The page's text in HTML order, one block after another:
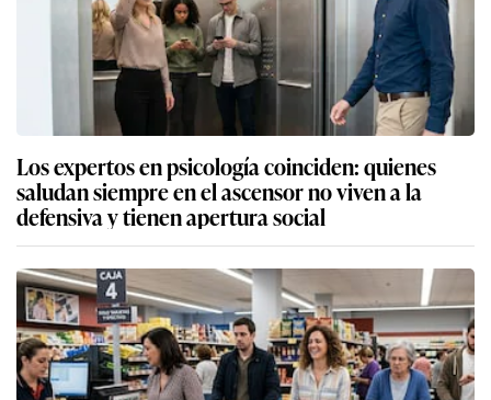
Los expertos en psicología coinciden: quienes
saludan siempre en el ascensor no viven a la
defensiva y tienen apertura social